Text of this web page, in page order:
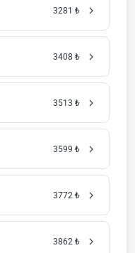
3281 ₺
3408 ₺
3513 ₺
3599 ₺
3772 ₺
3862 ₺